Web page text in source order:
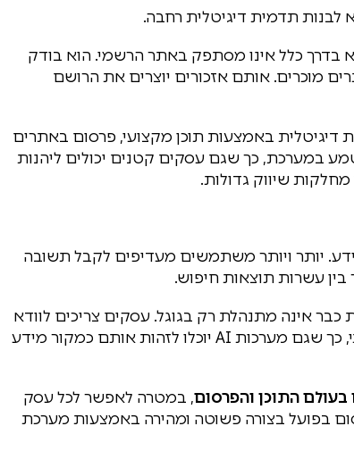
תדמית דיגיטלית רחבה.
בדרך כלל אינו מסתפק באתר הרשמי. הוא בודק
מוכרים. אותם אזכורים יוצרים את הרושם
דיגיטלית באמצעות תוכן מקצועי, פרסום באתרים
במערכת, כך שגם עסקים קטנים יכולים ליהנות
שיווק גדולות.
יותר ויותר משתמשים מעדיפים לקבל תשובה
עשרות תוצאות חיפוש.
אינה מתנהלת רק בגוגל. עסקים צריכים לוודא
שהם בונים נוכחות רחבה, סמכות מקצועית ותוכן איכותי, כך שגם מערכות AI יוכלו לזהות אותם כמקור מידע
, במטרה לאפשר לכל עסק
בפועל בצורה פשוטה ומהירה באמצעות מערכת